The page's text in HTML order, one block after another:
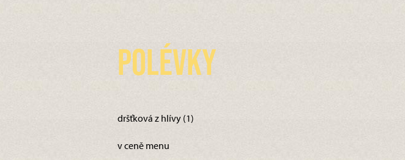
Polévky
dršťková z hlívy (1)
v ceně menu